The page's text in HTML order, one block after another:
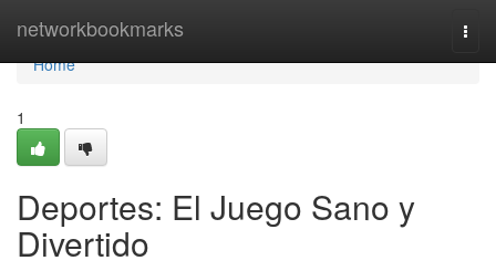
networkbookmarks
Home
Home
1
Deportes: El Juego Sano y
Divertido